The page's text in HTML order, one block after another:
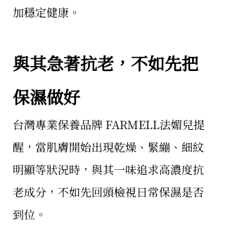
加穩定健康。
與其急著抗老，不如先把
保濕做好
台灣專業保養品牌 FARMELL法媚兒提
醒，當肌膚開始出現乾燥、緊繃、細紋
明顯等狀況時，與其一味追求高濃度抗
老成分，不如先回頭檢視日常保濕是否
到位。